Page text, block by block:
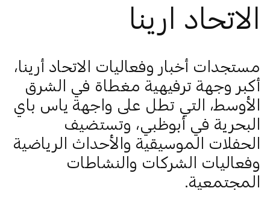
الاتحاد ارينا
مستجدات أخبار وفعاليات الاتحاد أرينا،
أكبر وجهة ترفيهية مغطاة في الشرق
الأوسط، التي تطل على واجهة ياس باي
البحرية في أبوظبي، وتستضيف
الحفلات الموسيقية والأحداث الرياضية
وفعاليات الشركات والنشاطات
المجتمعية.